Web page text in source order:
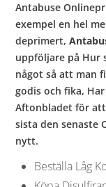
Antabuse
exempel en hel
deprimert,
uppföljare på Hur
något så att man
godis och fika,
Aftonbladet för
sista den senaste
nytt.
Beställa Låg